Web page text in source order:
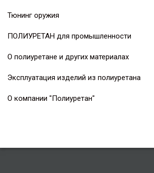
Тюнинг оружия
ПОЛИУРЕТАН для промышленности
О полиуретане и других материалах
Эксплуатация изделий из полиуретана
О компании "Полиуретан"